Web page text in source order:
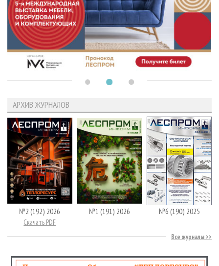
АРХИВ ЖУРНАЛОВ
№2 (192) 2026
Скачать PDF
№1 (191) 2026 №6 (190) 2025
Все журналы